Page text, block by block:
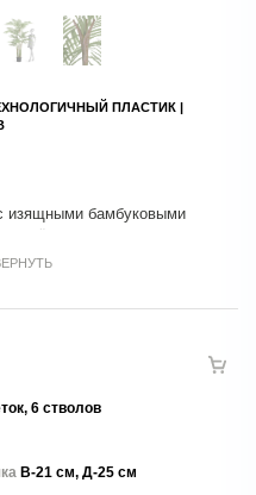
ПЛАСТИК |
изящными бамбуковыми
зелёных листьев.
материалы делают
для дома, офиса, гостиницы
6 стволов
В-21 см, Д-25 см